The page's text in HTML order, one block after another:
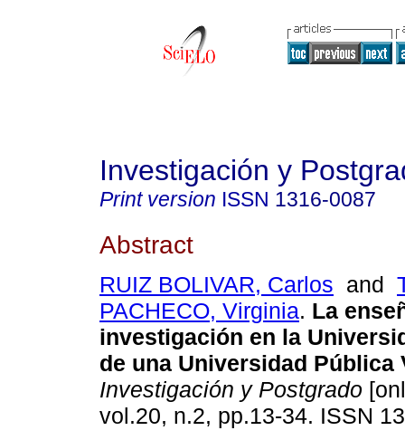
Investigación y
Print version ISSN 1316-0087
Abstract
RUIZ BOLIVAR, Carlos and
PACHECO, Virginia. La
investigación en la
de una Universidad Pública
Investigación y Postgrado
vol.20, n.2, pp.13-34. ISSN